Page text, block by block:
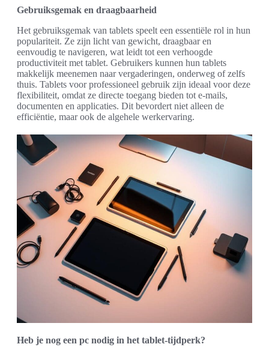
Gebruiksgemak en draagbaarheid
Het gebruiksgemak van tablets speelt een essentiële rol in hun
populariteit. Ze zijn licht van gewicht, draagbaar en
eenvoudig te navigeren, wat leidt tot een verhoogde
productiviteit met tablet. Gebruikers kunnen hun tablets
makkelijk meenemen naar vergaderingen, onderweg of zelfs
thuis. Tablets voor professioneel gebruik zijn ideaal voor deze
flexibiliteit, omdat ze directe toegang bieden tot e-mails,
documenten en applicaties. Dit bevordert niet alleen de
efficiëntie, maar ook de algehele werkervaring.
Heb je nog een pc nodig in het tablet-tijdperk?